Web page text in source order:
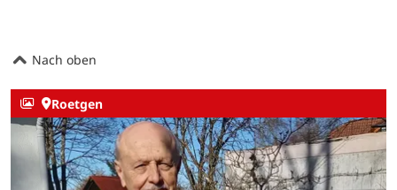
Nach oben
Roetgen